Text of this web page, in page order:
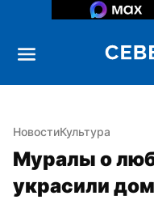
НовостиКультура
Муралы о
украсили